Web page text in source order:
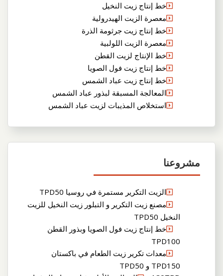
خط إنتاج زيت النخيل
معصرة الزيت الهيدرولية
خط إنتاج زيت جرثومة الذرة
معصرة الزيت اللولبية
خط الإنتاج لزيت القطن
خط إنتاج زيت فول الصويا
خط إنتاج زيت عباد الشمس
المعالجة المسبقة لبذور عباد الشمس
استخلاص المذيبات لزيت عباد الشمس
مشروعنا
الزيت التكرير مستمرة في روسيا TPD50
مصنع زيت التكرير و التبلور زيت النخيل للزيت
النخيل TPD50
خط إنتاج زيت فول الصويا وبذور القطن
TPD100
معدات تكرير زيت الطعام في باكستان
TPD150 و TPD50